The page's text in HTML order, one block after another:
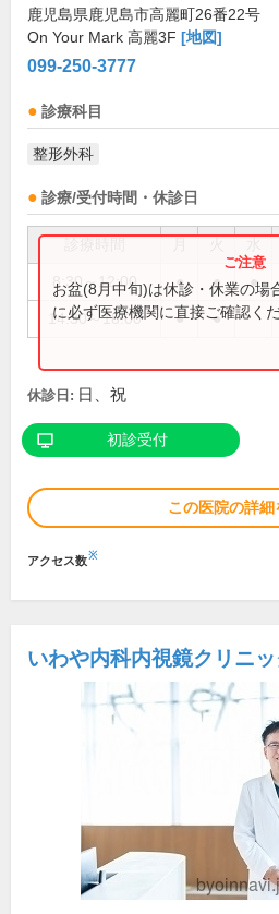
鹿児島県鹿児島市高麗町26番22号
On Your Mark 高麗3F [地図]
099-250-3777
診療科目
整形外科
診療/受付時間・休診日
8:30～12:00 ● ● ●
14:30～18:00 ● ●
お盆(8月中旬)は休診・休業の場
に必ず医療機関に直接ご確認くだ
休診日: 日、祝
初診受付
この医院の詳細
アクセス数※
いわや内科内視鏡クリニッ